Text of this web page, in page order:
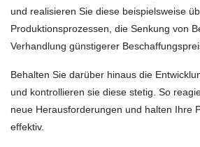
und realisieren Sie diese beispielsweise
Produktionsprozessen, die Senkung von
Verhandlung günstigerer
Behalten Sie darüber hinaus die
und kontrollieren sie diese stetig. So
neue Herausforderungen und halten Ihre
effektiv.